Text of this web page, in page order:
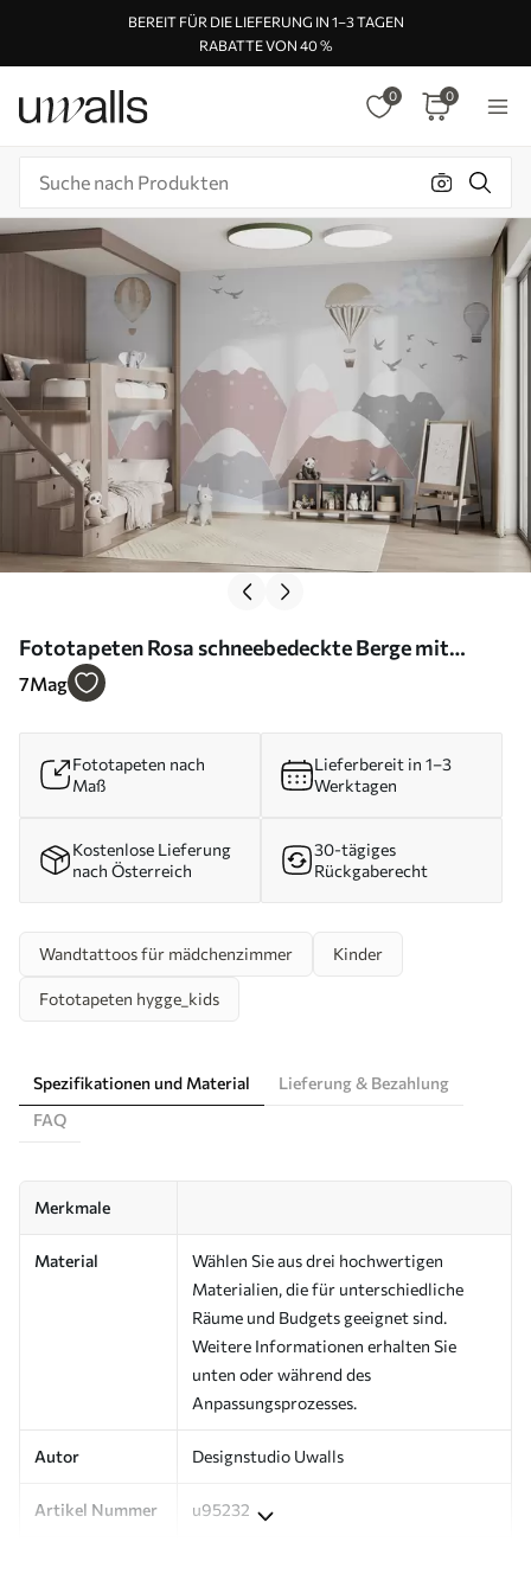
BEREIT FÜR DIE LIEFERUNG IN 1–3 TAGEN
RABATTE VON 40 %
0 0
Fototapeten Rosa schneebedeckte Berge mit
Kugeln N° u95232
7Mag
Fototapeten nach
Maß
Lieferbereit in 1–3
Werktagen
Kostenlose Lieferung
nach Österreich
30-tägiges
Rückgaberecht
Wandtattoos für mädchenzimmer Kinder
Fototapeten hygge_kids
Spezifikationen und Material
Lieferung & Bezahlung
FAQ
Merkmale
Material
Wählen Sie aus drei hochwertigen
Materialien, die für unterschiedliche
Räume und Budgets geeignet sind.
Weitere Informationen erhalten Sie
unten oder während des
Anpassungsprozesses.
Autor Designstudio Uwalls
Artikel Nummer u95232